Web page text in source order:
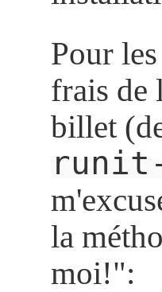
Pour
frais de
billet
la
moi!":